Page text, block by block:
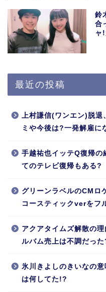
鈴
合
ャ
最近の投稿
上村謙信(ワンエン)脱退
ミや今後は?一発解雇に
手越祐也イッテQ復帰の
てのテレビ復帰もある?
グリーンラベルのCMロ
コースティックverをフ
アクアタイムズ解散の
ルバム売上は不調だった
氷川きよしのきいなの
は何してた!?